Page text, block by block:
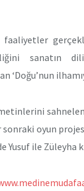
faaliyetler
sanatın
‘Doğu’nun
oyun
Yusuf ile Züleyha